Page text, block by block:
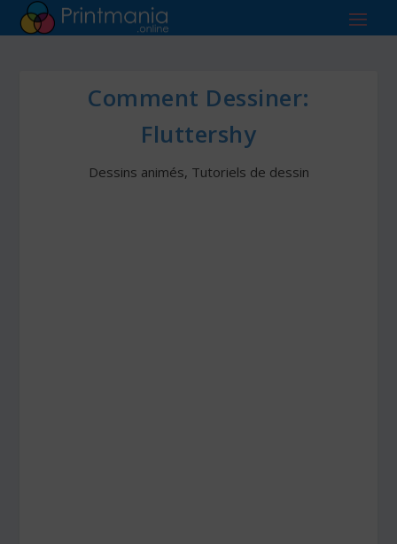
Comment Dessiner:
Fluttershy
Dessins animés, Tutoriels de dessin